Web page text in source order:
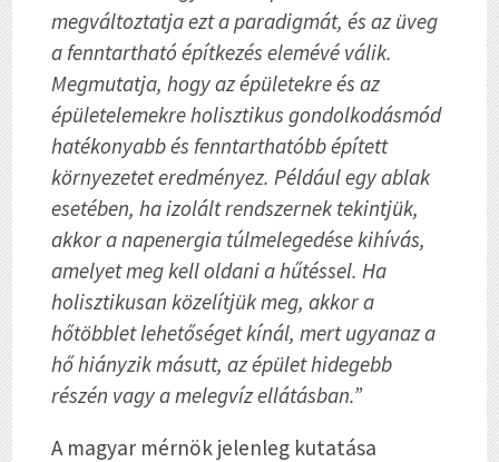
megváltoztatja ezt a paradigmát, és az üveg
a fenntartható építkezés elemévé válik.
Megmutatja, hogy az épületekre és az
épületelemekre holisztikus gondolkodásmód
hatékonyabb és fenntarthatóbb épített
környezetet eredményez. Például egy ablak
esetében, ha izolált rendszernek tekintjük,
akkor a napenergia túlmelegedése kihívás,
amelyet meg kell oldani a hűtéssel. Ha
holisztikusan közelítjük meg, akkor a
hőtöbblet lehetőséget kínál, mert ugyanaz a
hő hiányzik másutt, az épület hidegebb
részén vagy a melegvíz ellátásban.”
A magyar mérnök jelenleg kutatása